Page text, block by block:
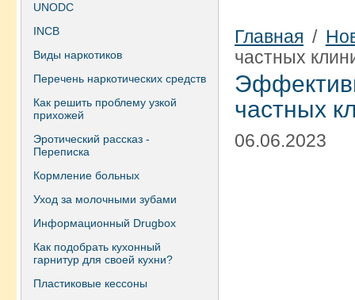
UNODC
INCB
Виды наркотиков
Перечень наркотических средств
Как решить проблему узкой
прихожей
Эротический рассказ -
Переписка
Кормление больных
Уход за молочными зубами
Информационный Drugbox
Как подобрать кухонный
гарнитур для своей кухни?
Пластиковые кессоны
Главная /
частных
частных
06.06.2023